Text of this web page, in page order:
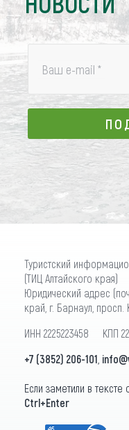
Ваш e-mail *
Туристский
(ТИЦ Алтайского края)
Юридический адрес
край, г. Барнаул,
ИНН 2225223458 КПП
+7 (3852) 206-101
Если заметили в
Ctrl+Enter